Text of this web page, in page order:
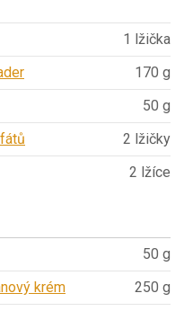
1 lžička
170 g
50 g
2 lžičky
2 lžíce
50 g
krém
250 g